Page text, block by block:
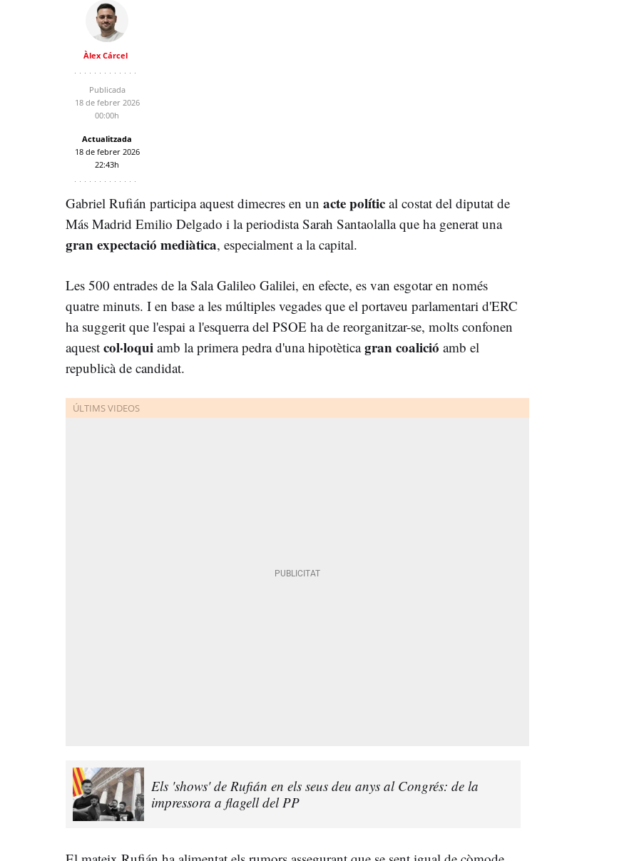
Àlex Cárcel
Publicada
18 de febrer 2026
00:00h
Actualitzada
18 de febrer 2026
22:43h
Gabriel Rufián participa aquest dimecres en un acte polític al costat del diputat de
Más Madrid Emilio Delgado i la periodista Sarah Santaolalla que ha generat una
gran expectació mediàtica, especialment a la capital.
Les 500 entrades de la Sala Galileo Galilei, en efecte, es van esgotar en només
quatre minuts. I en base a les múltiples vegades que el portaveu parlamentari d'ERC
ha suggerit que l'espai a l'esquerra del PSOE ha de reorganitzar-se, molts confonen
aquest col·loqui amb la primera pedra d'una hipotèticagran coalició amb el
republicà de candidat.
Els 'shows' de Rufián en els seus deu anys al Congrés: de la
impressora a flagell del PP